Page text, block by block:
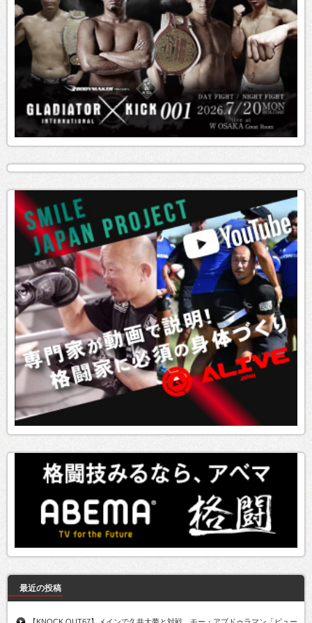
最近の投稿
【KNOCK OUT67】メインで久井大夢と対戦、モー・アブドゥラマン「ビュー